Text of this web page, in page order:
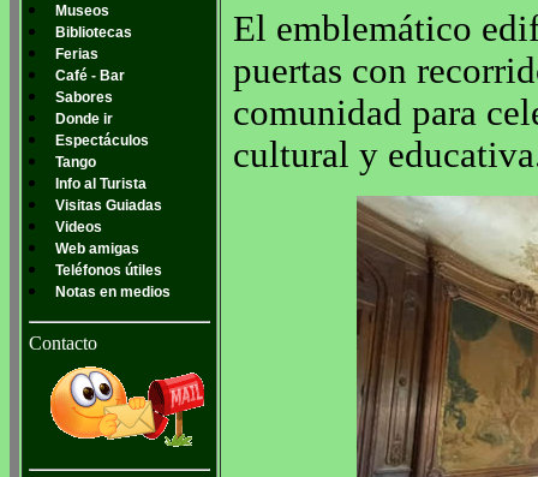
Museos
Bibliotecas
Ferias
Café - Bar
Sabores
Donde ir
Espectáculos
Tango
Info al Turista
Visitas Guiadas
Videos
Web amigas
Teléfonos útiles
Notas en medios
Contacto
El emblemático
puertas con
comunidad para
cultural y